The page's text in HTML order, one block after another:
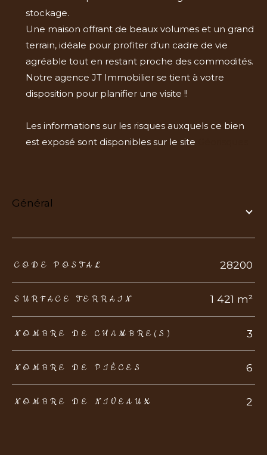
stockage.
Une maison offrant de beaux volumes et un grand
terrain, idéale pour profiter d’un cadre de vie
agréable tout en restant proche des commodités.
Notre agence JT Immobilier se tient à votre
disposition pour planifier une visite !!
Les informations sur les risques auxquels ce bien
est exposé sont disponibles sur le site
général
TRAD_ZEPHYR_Caracteristique TRAD_ZEPHYR_Valeurs
CODE POSTAL 28200
SURFACE TERRAIN 1 421 m²
NOMBRE DE CHAMBRE(S) 3
NOMBRE DE PIÈCES 6
NOMBRE DE NIVEAUX 2